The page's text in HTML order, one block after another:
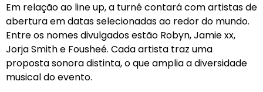
Em relação ao line up, a turnê contará com artistas de
abertura em datas selecionadas ao redor do mundo.
Entre os nomes divulgados estão Robyn, Jamie xx,
Jorja Smith e Fousheé. Cada artista traz uma
proposta sonora distinta, o que amplia a diversidade
musical do evento.